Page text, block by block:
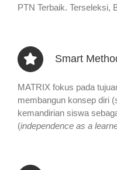
PTN Terbaik. Terseleksi,
Smart
MATRIX fokus pada
membangun konsep diri (
kemandirian siswa
(independence as a